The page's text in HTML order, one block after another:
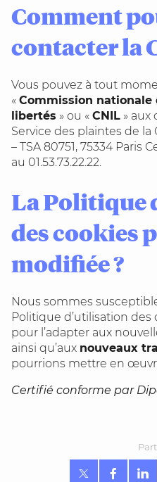
Comment
contacter la
Vous pouvez à tout
« Commission nationale
libertés » ou « CNIL » aux
Service des plaintes de la
– TSA 80751, 75334 Paris
au 01.53.73.22.22.
La Politique
des cookies
modifiée ?
Nous sommes
Politique d’utilisation des
pour l’adapter aux
ainsi qu’aux nouveaux
pourrions mettre en
Certifié conforme par